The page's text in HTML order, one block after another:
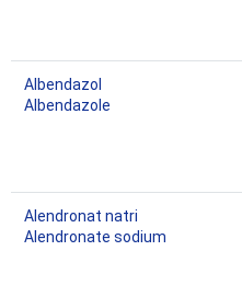
Albendazol
Albendazole
Alendronat natri
Alendronate sodium